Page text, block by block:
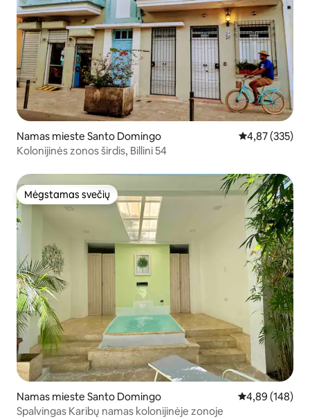
Namas mieste Santo Domingo Vidutinis
4,87 (335)
Kolonijinės zonos širdis, Billini 54
Mėgstamas svečių
Mėgstamas svečių
Namas mieste Santo Domingo Vidutinis
4,89 (148)
Spalvingas Karibų namas kolonijinėje zonoje